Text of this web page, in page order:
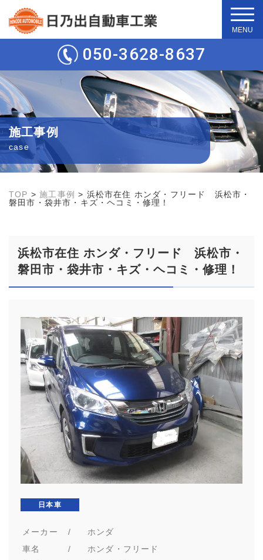
t
o
g
e
n
a
v
g
a
t
i
o
050-3628-8637
施工事例
case
TOP >施工事例 > 浜松市在住 ホンダ・フリード 浜松市・
磐田市・袋井市・キズ・ヘコミ・修理！
浜松市在住 ホンダ・フリード 浜松市・
磐田市・袋井市・キズ・ヘコミ・修理！
日本車
メーカー /
ホンダ
車名
/
ホンダ・フリード